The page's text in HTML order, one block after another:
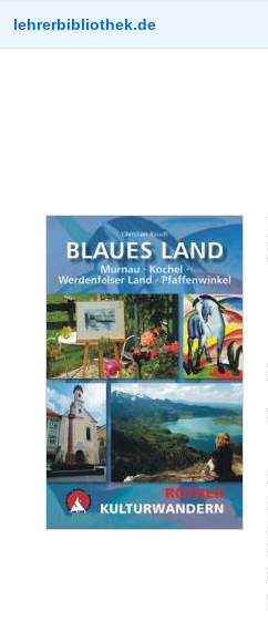
lehrerbibliothek.de